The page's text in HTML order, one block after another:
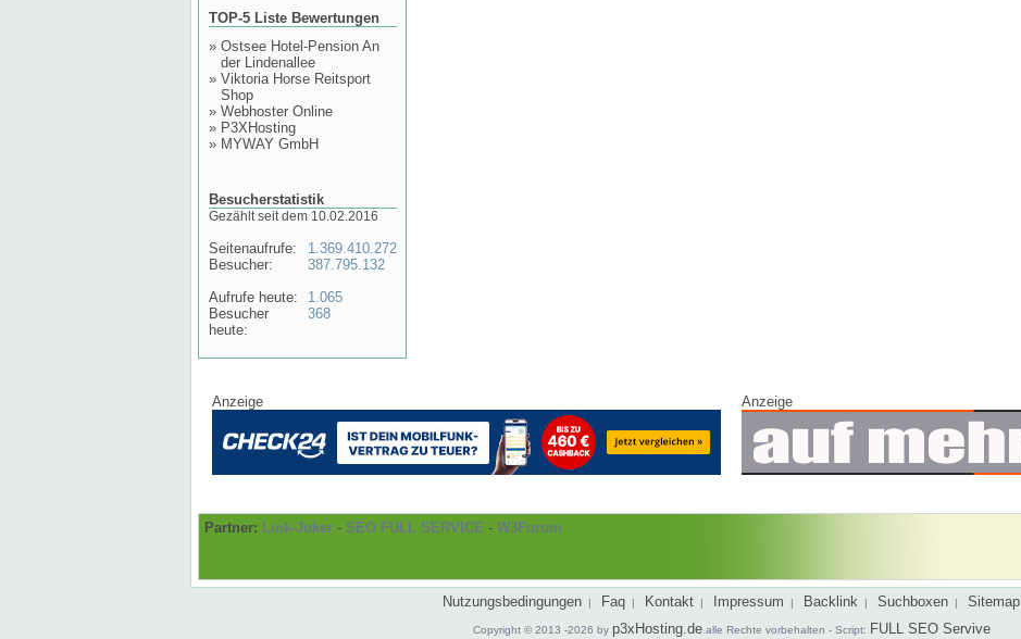
TOP-5 Liste Bewertungen
» Ostsee Hotel-Pension An
der Lindenallee
» Viktoria Horse Reitsport
Shop
» Webhoster Online
» P3XHosting
» MYWAY GmbH
Besucherstatistik
Gezählt seit dem 10.02.2016
Seitenaufrufe:
Besucher:
Aufrufe heute:
Besucher
heute:
1.369.410.272
387.795.132
1.065
368
Anzeige Anzeige
Partner: Link-Joker - SEO FULL SERVICE - W3Forum
Nutzungsbedingungen | Faq | Kontakt | Impressum | Backlink | Suchboxen | Sitemap
Copyright © 2013 -2026 by p3xHosting.dealle Rechte vorbehalten - Script: FULL SEO Servive